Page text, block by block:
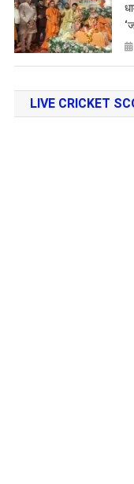
LIVE CRICKET